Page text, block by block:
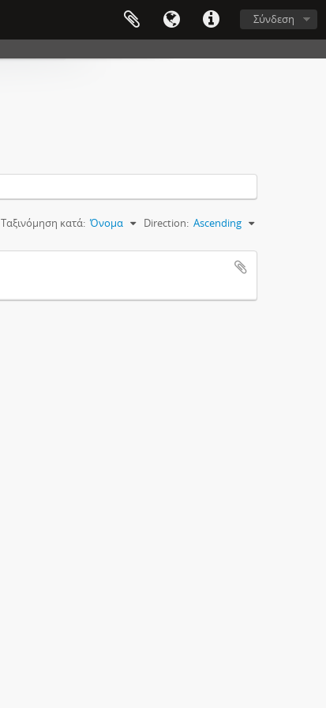
Σύνδεση
Ταξινόμηση κατά: Όνομα Direction: Ascending